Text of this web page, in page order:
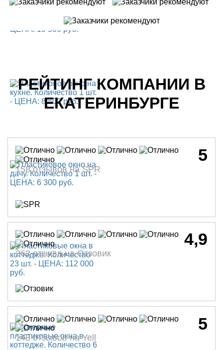
РЕЙТИНГ КОМПАНИИ В
ЕКАТЕРИНБУРГЕ
5
158 отзывов на SPR
4,9
263 отзыва на Отзовик
5
148 отзывов на Yell